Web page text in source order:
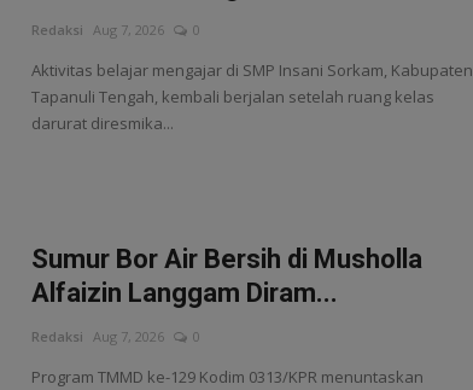
Redaksi Aug 7, 2026 0
Aktivitas belajar mengajar di SMP Insani Sorkam, Kabupaten
Tapanuli Tengah, kembali berjalan setelah ruang kelas
darurat diresmika...
Sumur Bor Air Bersih di Musholla
Alfaizin Langgam Diram...
Redaksi Aug 7, 2026 0
Program TMMD ke-129 Kodim 0313/KPR menuntaskan